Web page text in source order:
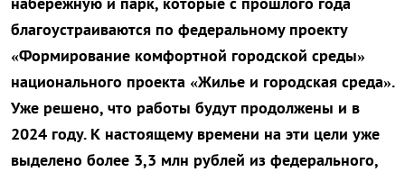
благоустраиваются по федеральному проекту
«Формирование комфортной городской среды»
национального проекта «Жилье и городская среда».
Уже решено, что работы будут продолжены и в
2024 году. К настоящему времени на эти цели уже
выделено более 3,3 млн рублей из федерального,